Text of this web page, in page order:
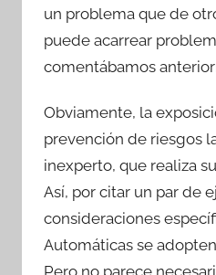
un problema que de
puede acarrear
comentábamos
Obviamente, la
prevención de riesgos
inexperto, que realiza
Así, por citar un par de
consideraciones
Automáticas se